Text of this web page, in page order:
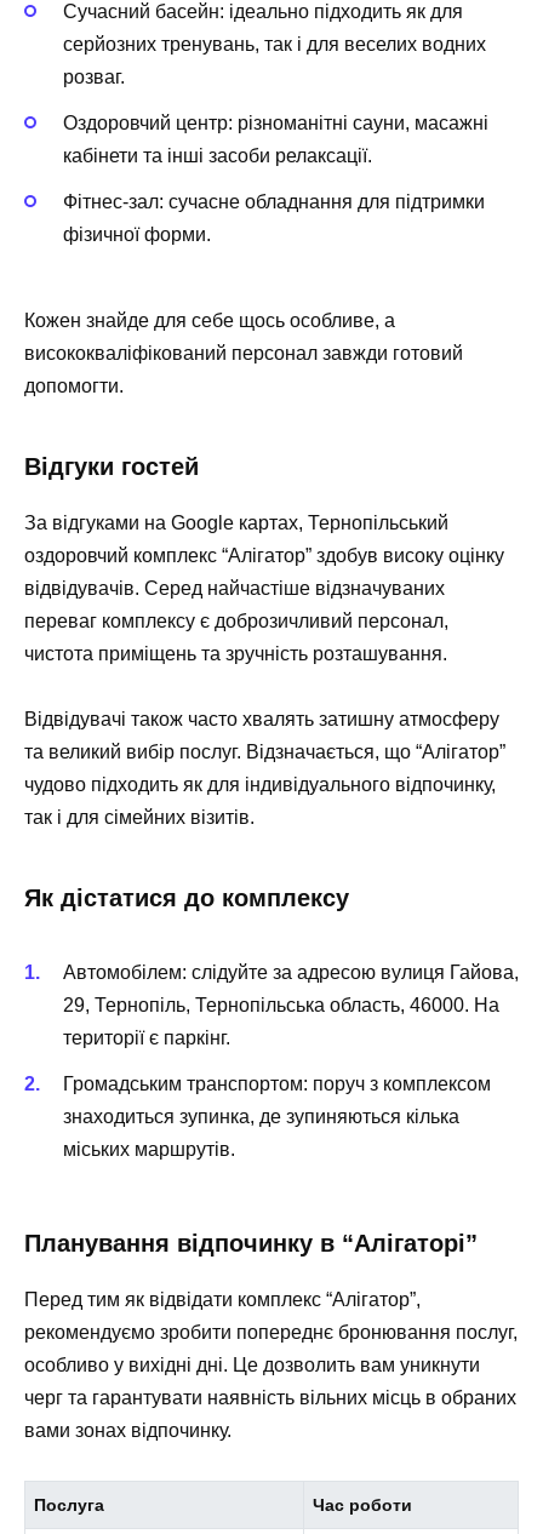
Сучасний басейн: ідеально підходить як для
серйозних тренувань, так і для веселих водних
розваг.
Оздоровчий центр: різноманітні сауни, масажні
кабінети та інші засоби релаксації.
Фітнес-зал: сучасне обладнання для підтримки
фізичної форми.
Кожен знайде для себе щось особливе, а
висококваліфікований персонал завжди готовий
допомогти.
Відгуки гостей
За відгуками на Google картах, Тернопільський
оздоровчий комплекс “Алігатор” здобув високу оцінку
відвідувачів. Серед найчастіше відзначуваних
переваг комплексу є доброзичливий персонал,
чистота приміщень та зручність розташування.
Відвідувачі також часто хвалять затишну атмосферу
та великий вибір послуг. Відзначається, що “Алігатор”
чудово підходить як для індивідуального відпочинку,
так і для сімейних візитів.
Як дістатися до комплексу
Автомобілем: слідуйте за адресою вулиця Гайова,
29, Тернопіль, Тернопільська область, 46000. На
території є паркінг.
Громадським транспортом: поруч з комплексом
знаходиться зупинка, де зупиняються кілька
міських маршрутів.
Планування відпочинку в “Алігаторі”
Перед тим як відвідати комплекс “Алігатор”,
рекомендуємо зробити попереднє бронювання послуг,
особливо у вихідні дні. Це дозволить вам уникнути
черг та гарантувати наявність вільних місць в обраних
вами зонах відпочинку.
Послуга Час роботи